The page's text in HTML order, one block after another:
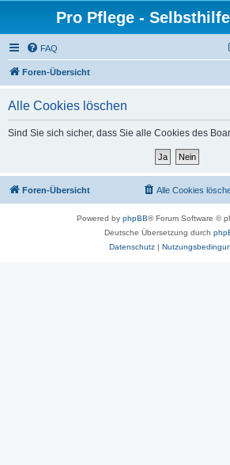
Pro Pflege -
FAQ
Foren-Übersicht
Alle Cookies löschen
Sind Sie sich sicher, dass Sie alle Cookies des
Foren-Übersicht Alle Cookies
Powered by phpBB® Forum Software ©
Deutsche Übersetzung durch
Datenschutz|